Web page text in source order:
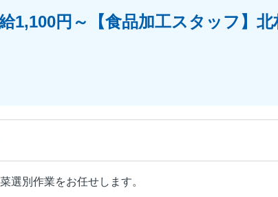
1,100円～【食品加工スタッフ】北
選別作業をお任せします。